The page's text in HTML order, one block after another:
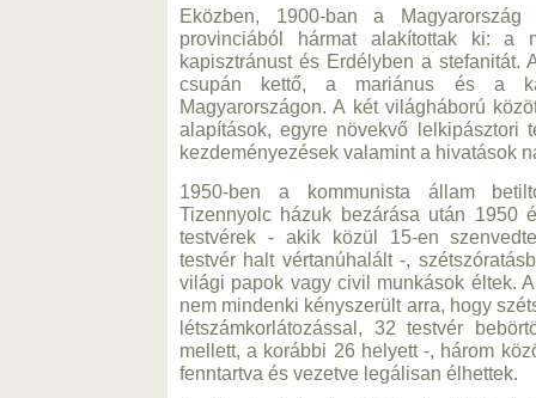
Eközben, 1900-ban a
provinciából hármat alakítottak ki: a
kapisztránust és Erdélyben a stefanitát.
csupán kettő, a mariánus és a
Magyarországon. A két világháború
alapítások, egyre növekvő lelkipásztori
kezdeményezések valamint a hivatások
1950-ben a kommunista állam
Tizennyolc házuk bezárása után 1950
testvérek - akik közül 15-en
testvér halt vértanúhalált -,
világi papok vagy civil munkások éltek.
nem mindenki kényszerült arra, hogy
létszámkorlátozással, 32 testvér
mellett, a korábbi 26 helyett -, három
fenntartva és vezetve legálisan élhettek.